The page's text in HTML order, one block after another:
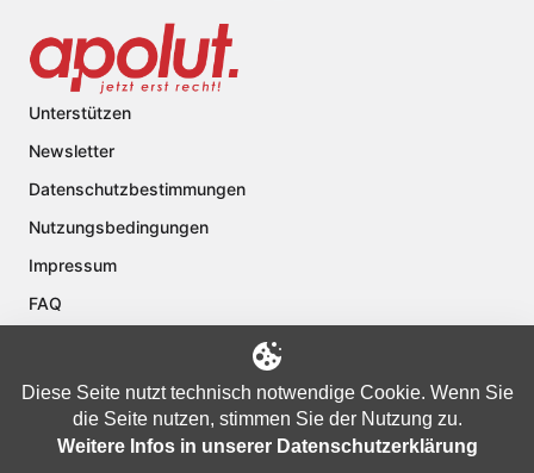
Unterstützen
Newsletter
Datenschutzbestimmungen
Nutzungsbedingungen
Impressum
FAQ
Diese Seite nutzt technisch notwendige Cookie. Wenn Sie
die Seite nutzen, stimmen Sie der Nutzung zu.
Weitere Infos in unserer Datenschutzerklärung